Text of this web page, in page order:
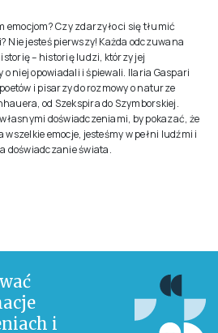
emocjom? Czy zdarzyło ci się tłumić
Nie jesteś pierwszy! Każda odczuwana
– historię ludzi, którzy jej
niej opowiadali i śpiewali. Ilaria Gaspari
i pisarzy do rozmowy o naturze
od Szekspira do Szymborskiej.
doświadczeniami, by pokazać, że
wszelkie emocje, jesteśmy w pełni ludźmi i
doświadczanie świata.
i